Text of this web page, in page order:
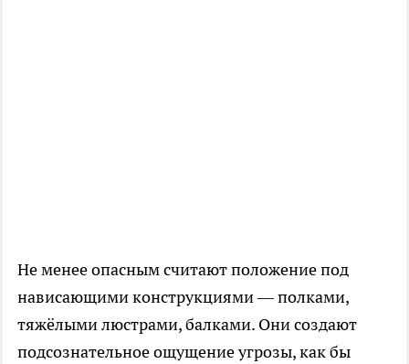
Не менее опасным считают положение под
нависающими конструкциями — полками,
тяжёлыми люстрами, балками. Они создают
подсознательное ощущение угрозы, как бы